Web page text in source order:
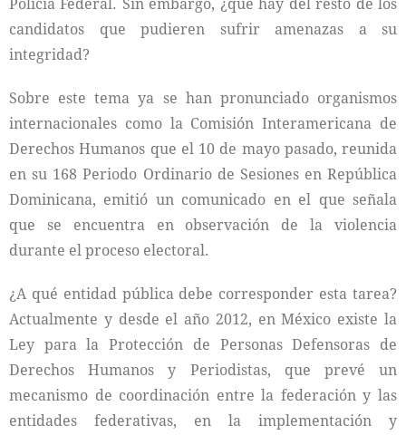
candidatos que pudieren sufrir amenazas a su
integridad?
Sobre este tema ya se han pronunciado organismos
internacionales como la Comisión Interamericana de
Derechos Humanos que el 10 de mayo pasado, reunida
en su 168 Periodo Ordinario de Sesiones en República
Dominicana, emitió un comunicado en el que señala
que se encuentra en observación de la violencia
durante el proceso electoral.
¿A qué entidad pública debe corresponder esta tarea?
Actualmente y desde el año 2012, en México existe la
Ley para la Protección de Personas Defensoras de
Derechos Humanos y Periodistas, que prevé un
mecanismo de coordinación entre la federación y las
entidades federativas, en la implementación y